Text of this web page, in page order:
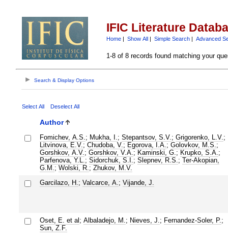
IFIC Literature
Home| Show All| Simple Search| Advanced
1-8 of 8 records found matching your
Search & Display Options
Select All Deselect All
Author
Fomichev, A.S. ; Mukha, I. ; Stepantsov, S.V. ; Grigorenko, L.V. ;
Litvinova, E.V. ; Chudoba, V. ; Egorova, I.A. ; Golovkov, M.S. ;
Gorshkov, A.V. ; Gorshkov, V.A. ; Kaminski, G. ; Krupko, S.A. ;
Parfenova, Y.L. ; Sidorchuk, S.I. ; Slepnev, R.S. ; Ter-Akopian,
G.M. ; Wolski, R. ; Zhukov, M.V.
Garcilazo, H. ; Valcarce, A. ; Vijande, J.
Oset, E. et al ; Albaladejo, M. ; Nieves, J. ; Fernandez-Soler, P. ;
Sun, Z.F.